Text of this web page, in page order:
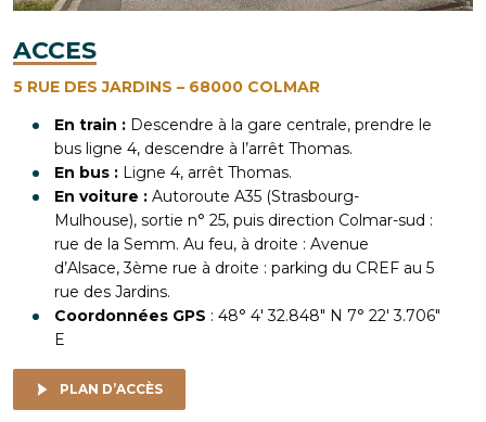
ACCES
5 RUE DES JARDINS – 68000 COLMAR
En train : Descendre à la gare centrale, prendre le
bus ligne 4, descendre à l’arrêt Thomas.
En bus : Ligne 4, arrêt Thomas.
En voiture : Autoroute A35 (Strasbourg-
Mulhouse), sortie n° 25, puis direction Colmar-sud :
rue de la Semm. Au feu, à droite : Avenue
d’Alsace, 3ème rue à droite : parking du CREF au 5
rue des Jardins.
Coordonnées GPS : 48° 4′ 32.848″ N 7° 22′ 3.706″
E
PLAN D’ACCÈS